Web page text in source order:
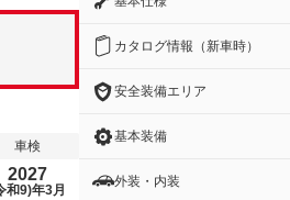
車検
2027
和9)年3月
カタログ情報（新車時）
安全装備エリア
基本装備
外装・内装